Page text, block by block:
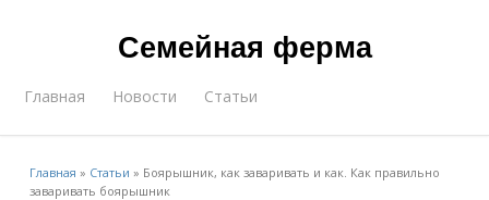
Семейная ферма
Главная Новости Статьи
Главная » Статьи » Боярышник, как заваривать и как. Как правильно
заваривать боярышник